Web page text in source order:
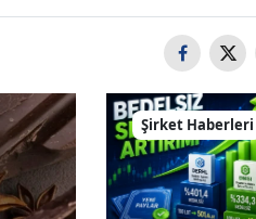
Şirket Haberleri